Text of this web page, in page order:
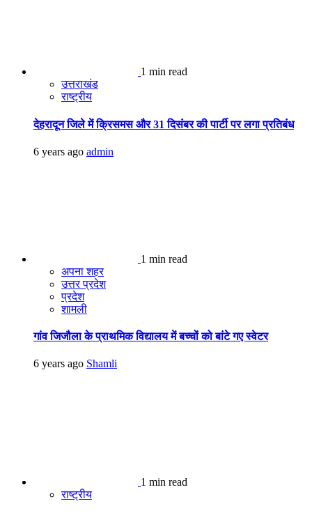
1 min read
उत्तराखंड
राष्ट्रीय
देहरादून जिले में क्रिसमस और 31 दिसंबर की पार्टी पर लगा प्रतिबंध
6 years ago admin
1 min read
अपना शहर
उत्तर प्रदेश
प्रदेश
शामली
गांव जिजौला के प्राथमिक विद्यालय में बच्चों को बांटे गए स्वेटर
6 years ago Shamli
1 min read
राष्ट्रीय